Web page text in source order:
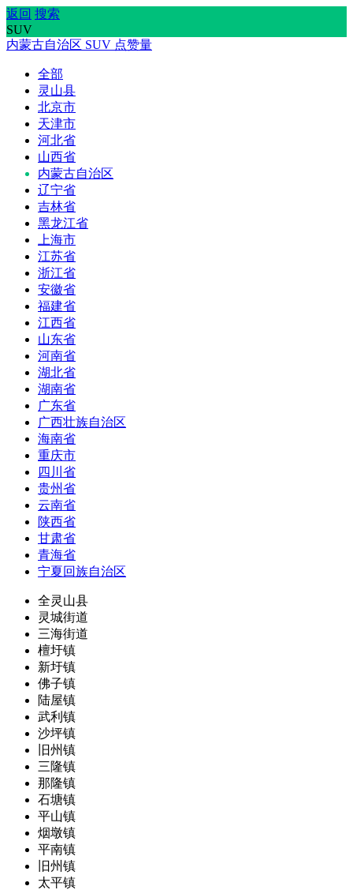
返回 搜索
SUV
内蒙古自治区 SUV 点赞量
全部
灵山县
北京市
天津市
河北省
山西省
内蒙古自治区
辽宁省
吉林省
黑龙江省
上海市
江苏省
浙江省
安徽省
福建省
江西省
山东省
河南省
湖北省
湖南省
广东省
广西壮族自治区
海南省
重庆市
四川省
贵州省
云南省
陕西省
甘肃省
青海省
宁夏回族自治区
全灵山县
灵城街道
三海街道
檀圩镇
新圩镇
佛子镇
陆屋镇
武利镇
沙坪镇
旧州镇
三隆镇
那隆镇
石塘镇
平山镇
烟墩镇
平南镇
旧州镇
太平镇